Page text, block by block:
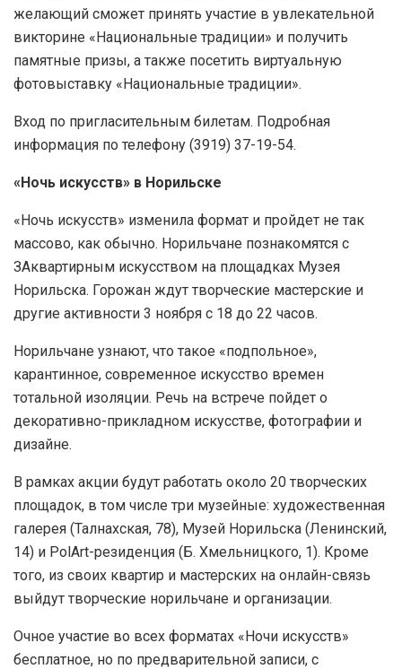
желающий сможет принять участие в увлекательной
викторине «Национальные традиции» и получить
памятные призы, а также посетить виртуальную
фотовыставку «Национальные традиции».
Вход по пригласительным билетам. Подробная
информация по телефону (3919) 37-19-54.
«Ночь искусств» в Норильске
«Ночь искусств» изменила формат и пройдет не так
массово, как обычно. Норильчане познакомятся с
ЗАквартирным искусством на площадках Музея
Норильска. Горожан ждут творческие мастерские и
другие активности 3 ноября с 18 до 22 часов.
Норильчане узнают, что такое «подпольное»,
карантинное, современное искусство времен
тотальной изоляции. Речь на встрече пойдет о
декоративно-прикладном искусстве, фотографии и
дизайне.
В рамках акции будут работать около 20 творческих
площадок, в том числе три музейные: художественная
галерея (Талнахская, 78), Музей Норильска (Ленинский,
14) и PolArt-резиденция (Б. Хмельницкого, 1). Кроме
того, из своих квартир и мастерских на онлайн-связь
выйдут творческие норильчане и организации.
Очное участие во всех форматах «Ночи искусств»
бесплатное, но по предварительной записи, с